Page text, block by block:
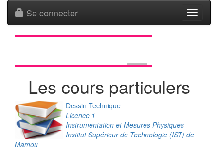
Toggle
Se connecter
Les cours particulers
Dessin Technique
Licence 1
Instrumentation et Mesures Physiques
Institut Supérieur de Technologie (IST) de
Mamou